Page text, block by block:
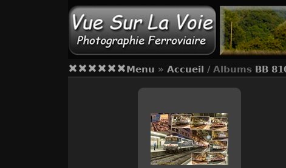
Menu » Accueil / Albums BB